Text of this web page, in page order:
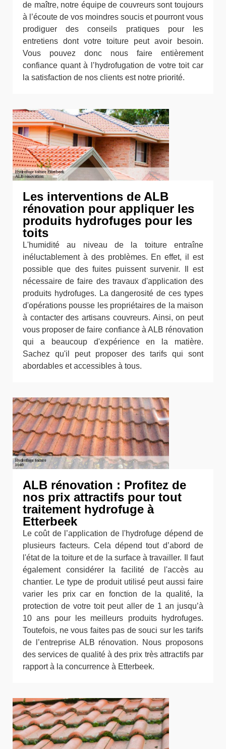
de maître, notre équipe de couvreurs sont toujours
à l’écoute de vos moindres soucis et pourront vous
prodiguer des conseils pratiques pour les
entretiens dont votre toiture peut avoir besoin.
Vous pouvez donc nous faire entièrement
confiance quant à l’hydrofugation de votre toit car
la satisfaction de nos clients est notre priorité.
Les interventions de ALB
rénovation pour appliquer les
produits hydrofuges pour les
toits
L'humidité au niveau de la toiture entraîne
inéluctablement à des problèmes. En effet, il est
possible que des fuites puissent survenir. Il est
nécessaire de faire des travaux d'application des
produits hydrofuges. La dangerosité de ces types
d'opérations pousse les propriétaires de la maison
à contacter des artisans couvreurs. Ainsi, on peut
vous proposer de faire confiance à ALB rénovation
qui a beaucoup d'expérience en la matière.
Sachez qu'il peut proposer des tarifs qui sont
abordables et accessibles à tous.
ALB rénovation : Profitez de
nos prix attractifs pour tout
traitement hydrofuge à
Etterbeek
Le coût de l’application de l'hydrofuge dépend de
plusieurs facteurs. Cela dépend tout d’abord de
l'état de la toiture et de la surface à travailler. Il faut
également considérer la facilité de l'accès au
chantier. Le type de produit utilisé peut aussi faire
varier les prix car en fonction de la qualité, la
protection de votre toit peut aller de 1 an jusqu’à
10 ans pour les meilleurs produits hydrofuges.
Toutefois, ne vous faites pas de souci sur les tarifs
de l’entreprise ALB rénovation. Nous proposons
des services de qualité à des prix très attractifs par
rapport à la concurrence à Etterbeek.